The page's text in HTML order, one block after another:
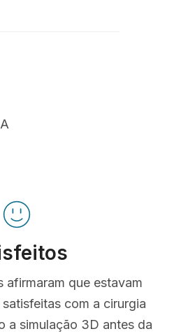
afirmaram que estavam
com a cirurgia
a simulação 3D antes da